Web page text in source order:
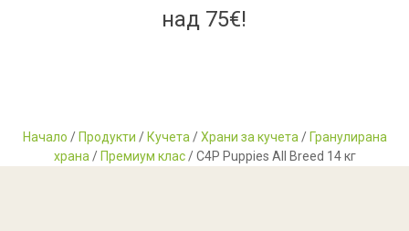
над 75€!
Начало / Продукти / Кучета /Храни за кучета / Гранулирана
храна / Премиум клас/ C4P Puppies All Breed 14 кг